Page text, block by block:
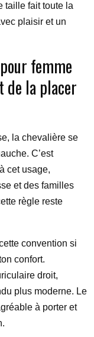
taille fait toute la
plaisir et un
femme
la placer
la chevalière se
C’est
cet usage,
et des familles
règle reste
convention si
confort.
droit,
plus moderne. Le
à porter et